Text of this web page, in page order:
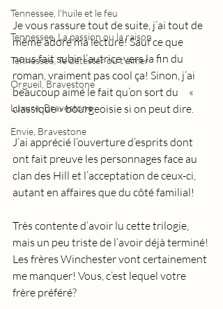
Tennessee, l'huile et le feu
Tennessee, La passion ou la raison
Tennessee, Te détester ou t'aimer
Orgueil, Bravestone
Luxure, Bravestone
Envie, Bravestone
Je vous rassure tout de suite, j’ai tout de
même adoré ma lecture! Sauf ce que
nous fait subir l’autrice vers la fin du
roman, vraiment pas cool ça! Sinon, j’ai
beaucoup aimé le fait qu’on sort du     «
classique » bourgeoisie si on peut dire.
J’ai apprécié l’ouverture d’esprits dont
ont fait preuve les personnages face au
clan des Hill et l’acceptation de ceux-ci,
autant en affaires que du côté familial!
Très contente d’avoir lu cette trilogie,
mais un peu triste de l’avoir déjà terminé!
Les frères Winchester vont certainement
me manquer! Vous, c’est lequel votre
frère préféré?